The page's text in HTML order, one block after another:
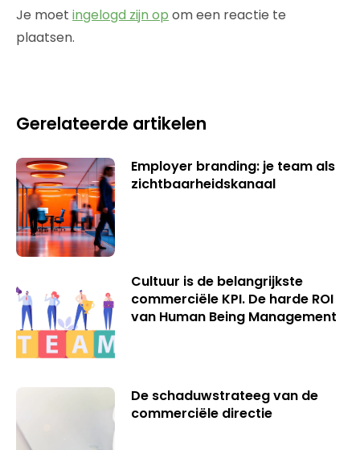
Je moet ingelogd zijn op om een reactie te
plaatsen.
Gerelateerde artikelen
Employer branding: je team als
zichtbaarheidskanaal
Cultuur is de belangrijkste
commerciële KPI. De harde ROI
van Human Being Management
De schaduwstrateeg van de
commerciële directie